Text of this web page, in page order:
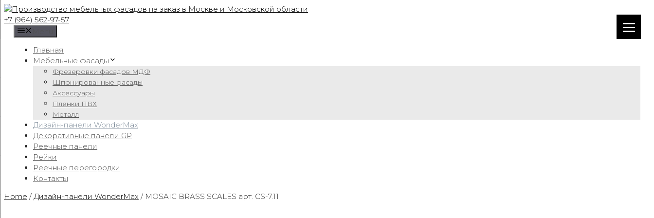
Skip
to
content
+7 (964) 562-97-57
Главная
Мебельные фасады
Фрезеровки фасадов МДФ
Шпонированные фасады
Аксессуары
Пленки ПВХ
Металл
Дизайн-панели WonderMax
Декоративные панели GP
Реечные панели
Рейки
Реечные перегородки
Контакты
Home /Дизайн-панели WonderMax / MOSAIC BRASS SCALES арт. CS-7.11